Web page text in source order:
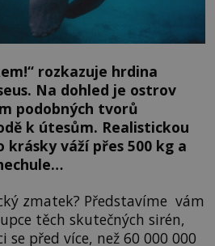
rozkazuje hrdina
Na dohled je ostrov
podobných tvorů
k útesům. Realistickou
váží přes 500 kg a
zmatek? Představíme vám
těch skutečných sirén,
se před více, než 60 000 000